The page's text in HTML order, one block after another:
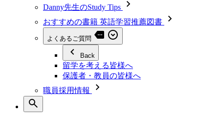
Danny先生のStudy Tips
おすすめの書籍 英語学習推薦図書
よくあるご質問
Back
留学を考える皆様へ
保護者・教員の皆様へ
職員採用情報